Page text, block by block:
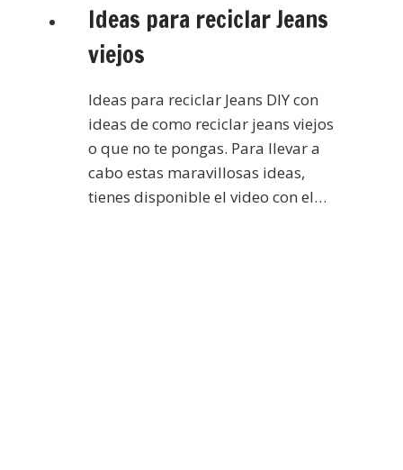
Ideas para reciclar Jeans
viejos
Ideas para reciclar Jeans DIY con
ideas de como reciclar jeans viejos
o que no te pongas. Para llevar a
cabo estas maravillosas ideas,
tienes disponible el video con el…